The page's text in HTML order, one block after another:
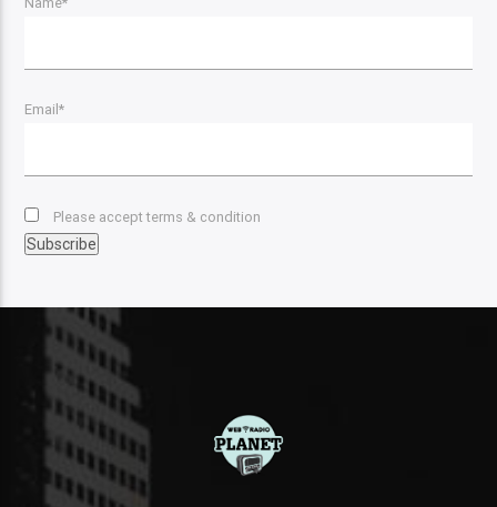
Email*
Please accept terms & condition